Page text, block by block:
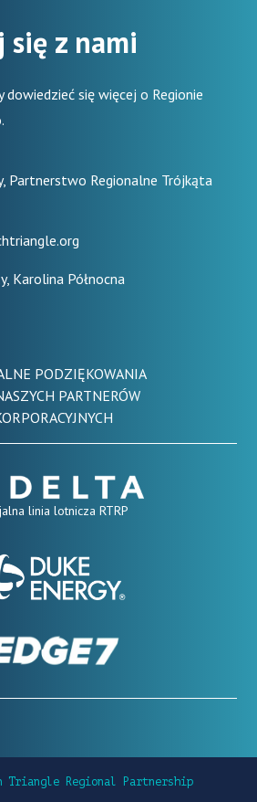
z nami
dowiedzieć się więcej o Regionie
Partnerstwo Regionalne Trójkąta
Karolina Północna
PODZIĘKOWANIA
PARTNERÓW
linia lotnicza RTRP
Triangle Regional Partnership